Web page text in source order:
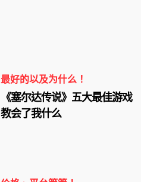
最好的以及为什么！
《塞尔达传说》五大最佳游戏
教会了我什么